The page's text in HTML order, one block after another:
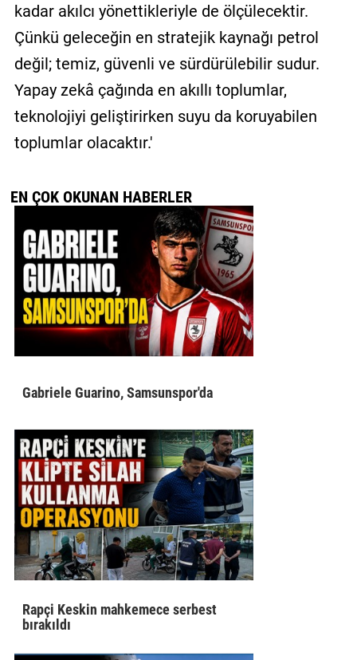
kadar akılcı yönettikleriyle de ölçülecektir.
Çünkü geleceğin en stratejik kaynağı petrol
değil; temiz, güvenli ve sürdürülebilir sudur.
Yapay zekâ çağında en akıllı toplumlar,
teknolojiyi geliştirirken suyu da koruyabilen
toplumlar olacaktır.'
EN ÇOK OKUNAN HABERLER
Gabriele Guarino, Samsunspor'da
Rapçi Keskin mahkemece serbest
bırakıldı